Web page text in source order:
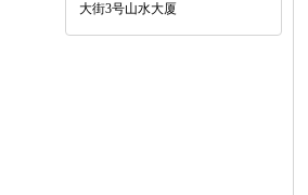
大街3号山水大厦